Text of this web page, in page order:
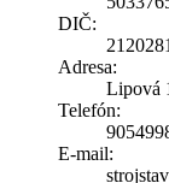
DIČ:
Adresa:
Lipová
Telefón:
E-mail: